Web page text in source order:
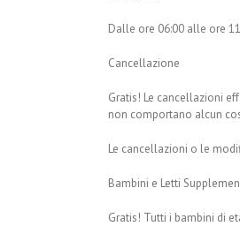
Dalle ore 06:00 alle ore
Cancellazione
Gratis! Le cancellazioni
non comportano alcun
Le cancellazioni o le
Bambini e Letti
Gratis! Tutti i bambini di